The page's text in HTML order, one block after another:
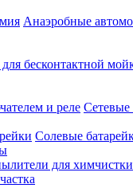
Анаэробные
бесконтактной
и реле
Солевые
для химчистки